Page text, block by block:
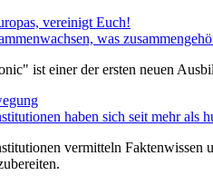
vereinigt Euch!
was
ist einer der ersten neuen
haben sich seit mehr als
vermitteln Faktenwissen